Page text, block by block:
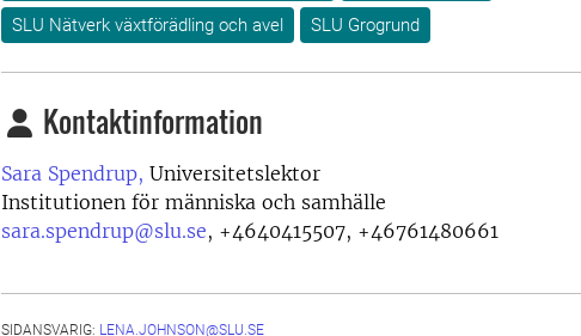
SLU Nätverk växtförädling och avel
SLU Grogrund
Kontaktinformation
Sara Spendrup, Universitetslektor
Institutionen för människa och samhälle
sara.spendrup@slu.se, +4640415507, +46761480661
SIDANSVARIG: LENA.JOHNSON@SLU.SE